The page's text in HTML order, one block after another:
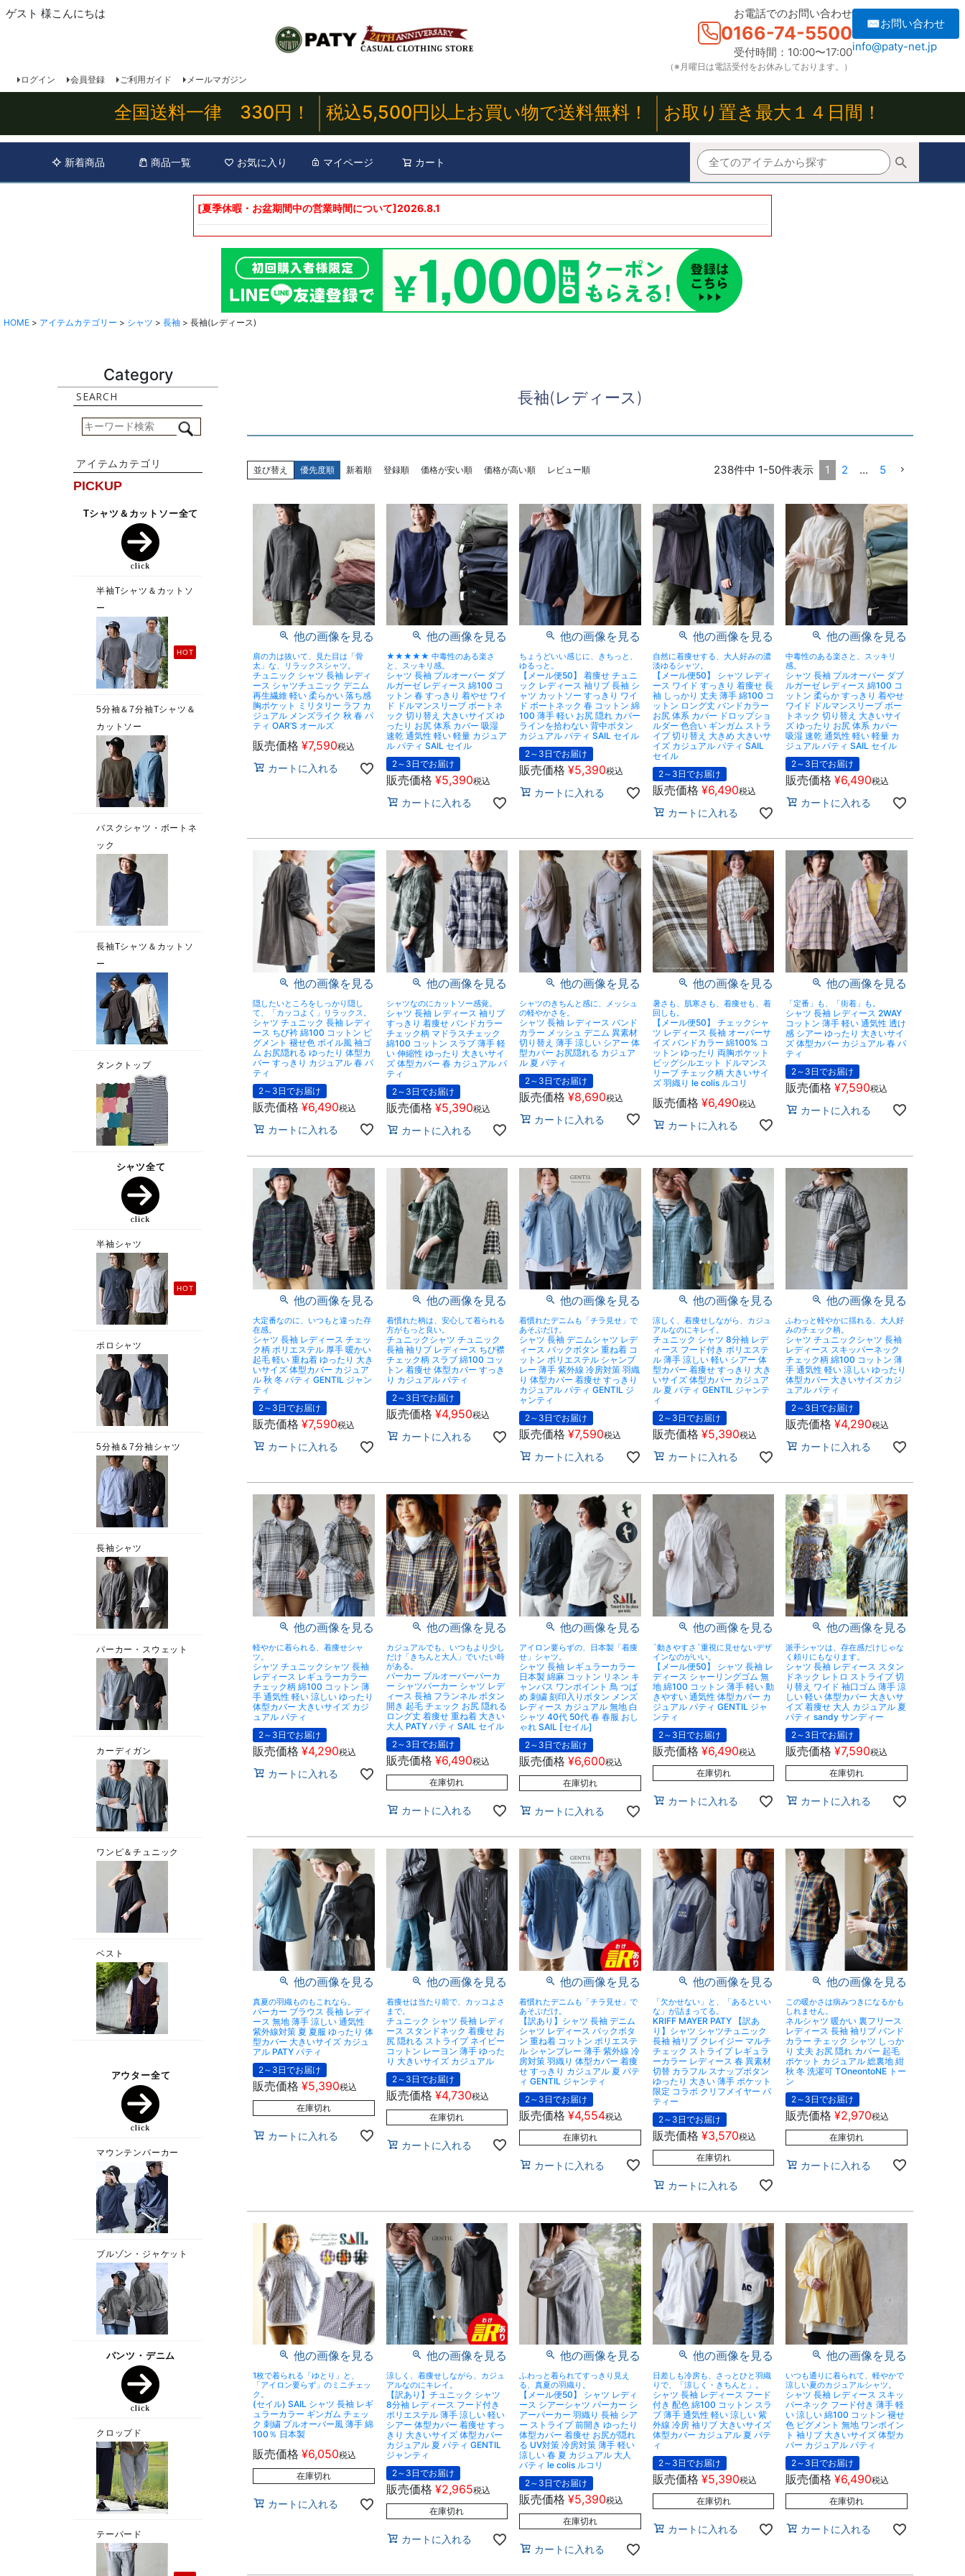
ゲスト 様こんにちは お電話でのお問い合わせ
0166-74-5500
受付時間：10:00〜17:00
（※月曜日は電話受付をお休みしております。）
✉お問い合わせ
info@paty-net.jp
ログイン 会員登録 ご利用ガイド メールマガジン
全国送料一律 330円！ 税込5,500円以上お買い物で送料無料！ お取り置き最大１４日間！
新着商品 商品一覧 お気に入り マイページ カート
[夏季休暇・お盆期間中の営業時間について]2026.8.1
HOME アイテムカテゴリー シャツ 長袖 長袖(レディース)
Category
長袖(レディース)
並び替え 優先度順 新着順 登録順 価格が安い順 価格が高い順 レビュー順 238件中 1-50件表示 1 2 … 5
他の画像を見る
肩の力は抜いて、見た目は「骨
太」な、リラックスシャツ。
チュニック シャツ 長袖 レディ
ース シャツチュニック デニム
再生繊維 軽い 柔らかい 落ち感
胸ポケット ミリタリー ラフ カ
ジュアル メンズライク 秋 春 パ
ティ OAR’S オールズ
販売価格 ¥7,590税込
カートに入れる
他の画像を見る
★★★★★ 中毒性のある楽さ
と、スッキリ感。
シャツ 長袖 プルオーバー ダブ
ルガーゼ レディース 綿100 コ
ットン 春 すっきり 着やせ ワイ
ド ドルマンスリーブ ボートネ
ック 切り替え 大きいサイズ ゆ
ったり お尻 体系 カバー 吸湿
速乾 通気性 軽い 軽量 カジュア
ル パティ SAIL セイル
2～3日でお届け
販売価格 ¥5,390税込
カートに入れる
他の画像を見る
ちょうどいい感じに、きちっと、
ゆるっと。
【メール便50】 着痩せ チュニ
ック レディース 袖リブ 長袖 シ
ャツ カットソー すっきり ワイ
ド ボートネック 春 コットン 綿
100 薄手 軽い お尻 隠れ カバー
ラインを拾わない 背中ボタン
カジュアル パティ SAIL セイル
2～3日でお届け
販売価格 ¥5,390税込
カートに入れる
他の画像を見る
自然に着痩せする、大人好みの濃
淡ゆるシャツ。
【メール便50】 シャツ レディ
ース ワイド すっきり 着痩せ 長
袖 しっかり 丈夫 薄手 綿100 コ
ットン ロング丈 バンドカラー
お尻 体系 カバー ドロップショ
ルダー 色合い ギンガム ストラ
イプ 切り替え 大きめ 大きいサ
イズ カジュアル パティ SAIL
セイル
2～3日でお届け
販売価格 ¥6,490税込
カートに入れる
他の画像を見る
中毒性のある楽さと、スッキリ
感。
シャツ 長袖 プルオーバー ダブ
ルガーゼ レディース 綿100 コ
ットン 柔らか すっきり 着やせ
ワイド ドルマンスリーブ ボー
トネック 切り替え 大きいサイ
ズ ゆったり お尻 体系 カバー
吸湿 速乾 通気性 軽い 軽量 カ
ジュアル パティ SAIL セイル
2～3日でお届け
販売価格 ¥6,490税込
カートに入れる
他の画像を見る
隠したいところをしっかり隠し
て、「カッコよく」リラックス。
シャツ チュニック 長袖 レディ
ース ちび衿 綿100 コットン ピ
グメント 褪せ色 ボイル風 袖ゴ
ム お尻隠れる ゆったり 体型カ
バー すっきり カジュアル 春 パ
ティ
2～3日でお届け
販売価格 ¥6,490税込
カートに入れる
他の画像を見る
シャツなのにカットソー感覚。
シャツ 長袖 レディース 袖リブ
すっきり 着痩せ バンドカラー
チェック柄 マドラスチェック
綿100 コットン スラブ 薄手 軽
い 伸縮性 ゆったり 大きいサイ
ズ 体型カバー 春 カジュアル パ
ティ
2～3日でお届け
販売価格 ¥5,390税込
カートに入れる
他の画像を見る
シャツのきちんと感に、メッシュ
の軽やかさを。
シャツ 長袖 レディース バンド
カラー メッシュ デニム 異素材
切り替え 薄手 涼しい シアー 体
型カバー お尻隠れる カジュア
ル 夏 パティ
2～3日でお届け
販売価格 ¥8,690税込
カートに入れる
他の画像を見る
暑さも、肌寒さも、着痩せも、着
回しも。
【メール便50】 チェックシャ
ツ レディース 長袖 オーバーサ
イズ バンドカラー 綿100% コ
ットン ゆったり 両胸ポケット
ビッグシルエット ドルマンス
リーブ チェック柄 大きいサイ
ズ 羽織り le colis ルコリ
販売価格 ¥6,490税込
カートに入れる
他の画像を見る
「定番」も、「街着」も。
シャツ 長袖 レディース 2WAY
コットン 薄手 軽い 通気性 透け
感 シアー ゆったり 大きいサイ
ズ 体型カバー カジュアル 春 パ
ティ
2～3日でお届け
販売価格 ¥7,590税込
カートに入れる
他の画像を見る
大定番なのに、いつもと違った存
在感。
シャツ 長袖 レディース チェッ
ク柄 ポリエステル 厚手 暖かい
起毛 軽い 重ね着 ゆったり 大き
いサイズ 体型カバー カジュア
ル 秋 冬 パティ GENTIL ジャン
ティ
2～3日でお届け
販売価格 ¥7,590税込
カートに入れる
他の画像を見る
着慣れた柄は、安心して着られる
方がもっと良い。
チュニックシャツ チュニック
長袖 袖リブ レディース ちび襟
チェック柄 スラブ 綿100 コッ
トン 着痩せ 体型カバー すっき
り カジュアル パティ
2～3日でお届け
販売価格 ¥4,950税込
カートに入れる
他の画像を見る
着慣れたデニムも「チラ見せ」で
あそぶだけ。
シャツ 長袖 デニムシャツ レデ
ィース バックボタン 重ね着 コ
ットン ポリエステル シャンブ
レー 薄手 紫外線 冷房対策 羽織
り 体型カバー 着痩せ すっきり
カジュアル パティ GENTIL ジ
ャンティ
2～3日でお届け
販売価格 ¥7,590税込
カートに入れる
他の画像を見る
涼しく、着痩せしながら、カジュ
アルなのにキレイ。
チュニック シャツ 8分袖 レデ
ィース フード付き ポリエステ
ル 薄手 涼しい 軽い シアー 体
型カバー 着痩せ すっきり 大き
いサイズ 体型カバー カジュア
ル 夏 パティ GENTIL ジャンテ
ィ
2～3日でお届け
販売価格 ¥5,390税込
カートに入れる
他の画像を見る
ふわっと軽やかに揺れる、大人好
みのチェック柄。
シャツ チュニックシャツ 長袖
レディース スキッパーネック
チェック柄 綿100 コットン 薄
手 通気性 軽い 涼しい ゆったり
体型カバー 大きいサイズ カジ
ュアル パティ
2～3日でお届け
販売価格 ¥4,290税込
カートに入れる
他の画像を見る
軽やかに着られる、着痩せシャ
ツ。
シャツ チュニックシャツ 長袖
レディース レギュラーカラー
チェック柄 綿100 コットン 薄
手 通気性 軽い 涼しい ゆったり
体型カバー 大きいサイズ カジ
ュアル パティ
2～3日でお届け
販売価格 ¥4,290税込
カートに入れる
他の画像を見る
カジュアルでも、いつもより少し
だけ「きちんと大人」でいたい時
がある。
パーカー プルオーバーパーカ
ー シャツパーカー シャツ レデ
ィース 長袖 フランネル ボタン
開き 起毛 チェック お尻 隠れる
ロング丈 着痩せ 重ね着 大きい
大人 PATY パティ SAIL セイル
2～3日でお届け
販売価格 ¥6,490税込
在庫切れ
カートに入れる
他の画像を見る
アイロン要らずの、日本製「着痩
せ」シャツ。
シャツ 長袖 レギュラーカラー
日本製 綿麻 コットン リネン キ
ャンバス ワンポイント 鳥 つば
め 刺繍 刻印入りボタン メンズ
レディース カジュアル 無地 白
シャツ 40代 50代 春 春服 おし
ゃれ SAIL [セイル]
2～3日でお届け
販売価格 ¥6,600税込
在庫切れ
カートに入れる
他の画像を見る
´動きやすさ´重視に見せないデザ
インなのがいい。
【メール便50】 シャツ 長袖 レ
ディース シャーリングゴム 無
地 綿100 コットン 薄手 軽い 動
きやすい 通気性 体型カバー カ
ジュアル パティ GENTIL ジャ
ンティ
2～3日でお届け
販売価格 ¥6,490税込
在庫切れ
カートに入れる
他の画像を見る
派手シャツは、存在感だけじゃな
く頼りにもなります。
シャツ 長袖 レディース スタン
ドネック レトロ ストライプ 切
り替え ワイド 袖口ゴム 薄手 涼
しい 軽い 体型カバー 大きいサ
イズ 着痩せ 大人 カジュアル 夏
パティ sandy サンディー
2～3日でお届け
販売価格 ¥7,590税込
在庫切れ
カートに入れる
他の画像を見る
真夏の羽織ものもこれなら。
パーカー ブラウス 長袖 レディ
ース 無地 薄手 涼しい 通気性
紫外線対策 夏 夏服 ゆったり 体
型カバー 大きいサイズ カジュ
アル PATY パティ
2～3日でお届け
販売価格 ¥5,390税込
在庫切れ
カートに入れる
他の画像を見る
着痩せは当たり前で、カッコよさ
まで。
チュニック シャツ 長袖 レディ
ース スタンドネック 着痩せ お
尻 隠れる ストライプ ネイビー
コットン レーヨン 薄手 ゆった
り 大きいサイズ カジュアル
2～3日でお届け
販売価格 ¥4,730税込
在庫切れ
カートに入れる
他の画像を見る
着慣れたデニムも「チラ見せ」で
あそぶだけ。
【訳あり】シャツ 長袖 デニム
シャツ レディース バックボタ
ン 重ね着 コットン ポリエステ
ル シャンブレー 薄手 紫外線 冷
房対策 羽織り 体型カバー 着痩
せ すっきり カジュアル 夏 パテ
ィ GENTIL ジャンティ
2～3日でお届け
販売価格 ¥4,554税込
在庫切れ
カートに入れる
他の画像を見る
「欠かせない」と、「あるといい
な」が詰まってる。
KRIFF MAYER PATY 【訳あ
り】シャツ シャツチュニック
長袖 袖リブ クレイジー マルチ
チェック ストライプ レギュラ
ーカラー レディース 春 異素材
切替 カラフル スナップボタン
ゆったり 大きい 薄手 ポケット
限定 コラボ クリフメイヤー パ
ティー
2～3日でお届け
販売価格 ¥3,570税込
在庫切れ
カートに入れる
他の画像を見る
この暖かさは病みつきになるかも
しれません。
ネルシャツ 暖かい 裏フリース
レディース 長袖 袖リブ バンド
カラー チェック シャツ しっか
り 丈夫 お尻 隠れ カバー 起毛
ポケット カジュアル 総裏地 紺
秋 冬 洗濯可 TOneontoNE トー
ン
2～3日でお届け
販売価格 ¥2,970税込
在庫切れ
カートに入れる
他の画像を見る
1枚で着られる「ゆとり」と、
「アイロン要らず」のミニチェッ
ク。
(セイル) SAIL シャツ 長袖 レギ
ュラーカラー ギンガム チェッ
ク 刺繍 プルオーバー風 薄手 綿
100％ 日本製
販売価格 ¥6,050税込
在庫切れ
カートに入れる
他の画像を見る
涼しく、着痩せしながら、カジュ
アルなのにキレイ。
【訳あり】チュニック シャツ
8分袖 レディース フード付き
ポリエステル 薄手 涼しい 軽い
シアー 体型カバー 着痩せ すっ
きり 大きいサイズ 体型カバー
カジュアル 夏 パティ GENTIL
ジャンティ
2～3日でお届け
販売価格 ¥2,965税込
在庫切れ
カートに入れる
他の画像を見る
ふわっと着られてすっきり見え
る、真夏の羽織り。
【メール便50】 シャツ レディ
ース シアーシャツ パーカー シ
アーパーカー 羽織り 長袖 シア
ー ストライプ 前開き ゆったり
体型カバー 着痩せ お尻が隠れ
る UV対策 冷房対策 薄手 軽い
涼しい 春 夏 カジュアル 大人
パティ le colis ルコリ
2～3日でお届け
販売価格 ¥5,390税込
在庫切れ
カートに入れる
他の画像を見る
日差しも冷房も、さっとひと羽織
りで、「涼しく・きちんと」。
シャツ 長袖 レディース フード
付き 配色 綿100 コットン スラ
ブ 薄手 通気性 軽い 涼しい 紫
外線 冷房 袖リブ 大きいサイズ
体型カバー カジュアル 夏 パテ
ィ
2～3日でお届け
販売価格 ¥5,390税込
在庫切れ
カートに入れる
他の画像を見る
いつも通りに着られて、軽やかで
涼しい夏のカジュアルシャツ。
シャツ 長袖 レディース スキッ
パーネック フード付き 薄手 軽
い 涼しい 綿100 コットン 褪せ
色 ピグメント 無地 ワンポイン
ト 袖リブ 大きいサイズ 体型カ
バー カジュアル パティ
2～3日でお届け
販売価格 ¥6,490税込
在庫切れ
カートに入れる